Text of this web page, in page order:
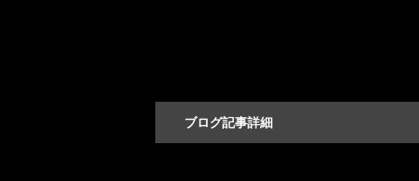
ブログ記事詳細